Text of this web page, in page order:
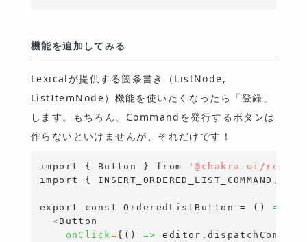
機能を追加してみる
Lexicalが提供する箇条書き（ListNode,
ListItemNode）機能を使いたくなったら「登録」
します。もちろん、Commandを発行するボタンは
作らないといけませんが、それだけです！
import { Button } from
'@chakra-ui/react'
import
{ INSERT_ORDERED_LIST_COMMAND,
export const OrderedListButton = () =>
<Button
onClick={ () =>